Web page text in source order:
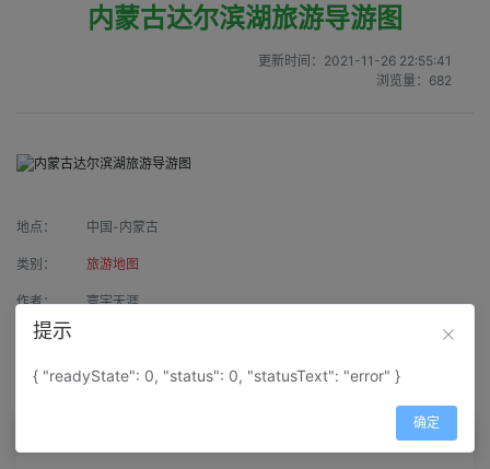
内蒙古达尔滨湖旅游导游图
更新时间： 2021-11-26 22:55:41
浏览量： 682
地点： 中国-内蒙古
类别： 旅游地图
作者： 寰宇天涯
来源：
属性： 地图属性： 地图类型-景区导游图
提示
{ "readyState": 0, "status": 0, "statusText": "error" }
确定